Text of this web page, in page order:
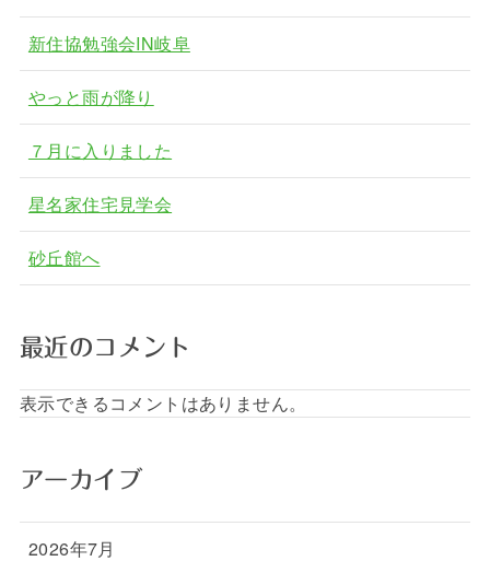
新住協勉強会IN岐阜
やっと雨が降り
７月に入りました
星名家住宅見学会
砂丘館へ
最近のコメント
表示できるコメントはありません。
アーカイブ
2026年7月